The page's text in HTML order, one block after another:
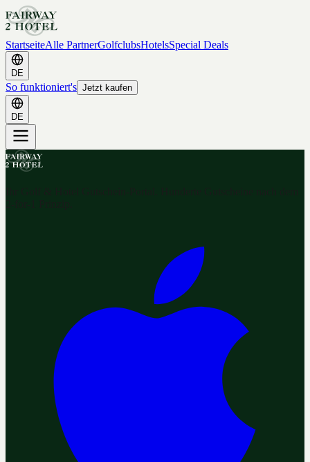
StartseiteAlle PartnerGolfclubsHotelsSpecial Deals
DE
So funktioniert's Jetzt kaufen
DE